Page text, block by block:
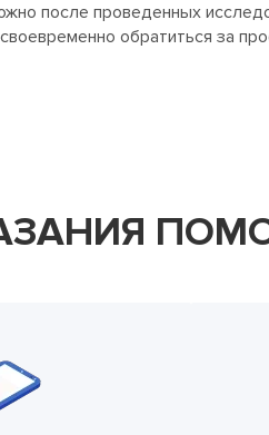
после проведенных
обратиться за